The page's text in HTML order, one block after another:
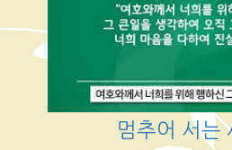
멈추어 서는